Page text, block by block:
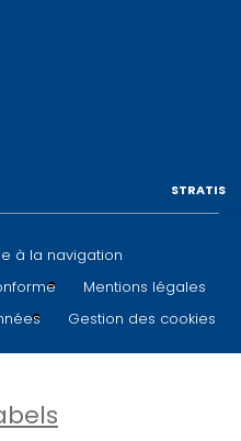
à la navigation
Mentions légales
Gestion des cookies
STRATIS